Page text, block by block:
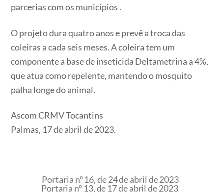
parcerias com os municípios .
O projeto dura quatro anos e prevê a troca das
coleiras a cada seis meses. A coleira tem um
componente a base de inseticida Deltametrina a 4%,
que atua como repelente, mantendo o mosquito
palha longe do animal.
Ascom CRMV Tocantins
Palmas, 17 de abril de 2023.
Portaria nº 16, de 24 de abril de 2023
Portaria nº 13, de 17 de abril de 2023